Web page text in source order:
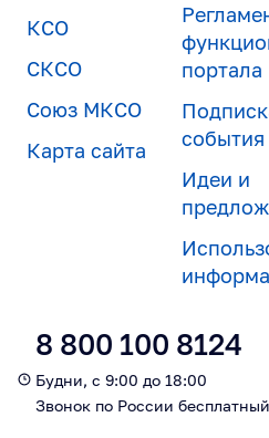
КСО
СКСО
Союз МКСО
Карта сайта
портала
события
Идеи и
8 800 100 8124
Будни, с 9:00 до 18:00
Звонок по России бесплатный